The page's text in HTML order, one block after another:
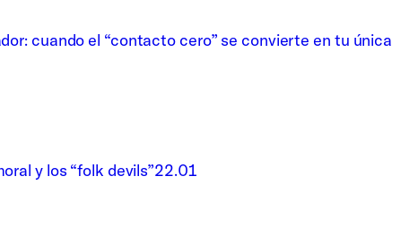
cuando el “contacto cero” se convierte en tu única
y los “folk devils”22.01